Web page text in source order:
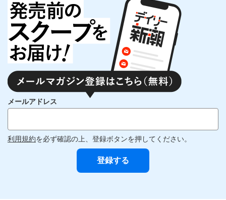
メールアドレス
利用規約を必ず確認の上、登録ボタンを押してください。